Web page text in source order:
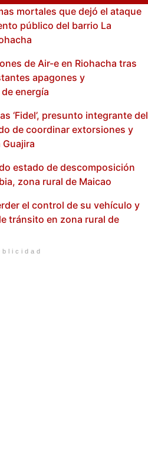
mortales que dejó el ataque
público del barrio La
de Air-e en Riohacha tras
apagones y
energía
‘Fidel’, presunto integrante del
de coordinar extorsiones y
estado de descomposición
zona rural de Maicao
el control de su vehículo y
tránsito en zona rural de